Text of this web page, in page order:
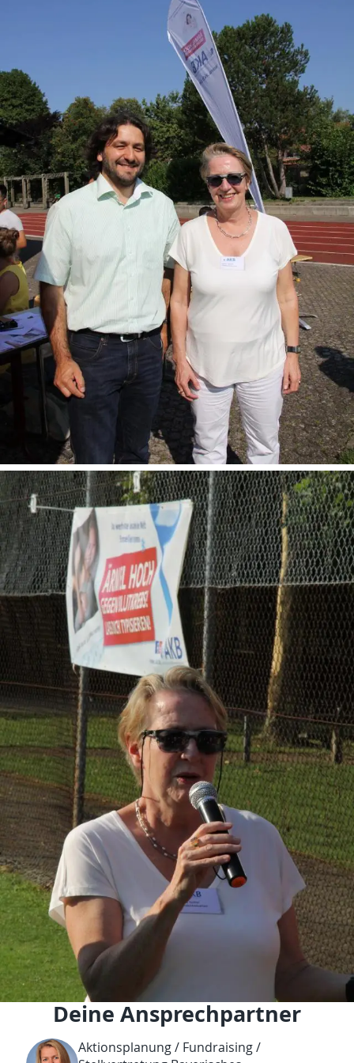
Deine Ansprechpartner
Aktionsplanung / Fundraising /